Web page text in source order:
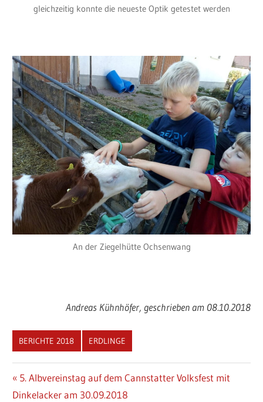
gleichzeitig konnte die neueste Optik getestet werden
An der Ziegelhütte Ochsenwang
Andreas Kühnhöfer, geschrieben am 08.10.2018
BERICHTE 2018 ERDLINGE
Beitragsnavigation
Vorheriger
Beitrag:
5. Albvereinstag auf dem Cannstatter Volksfest mit
Dinkelacker am 30.09.2018